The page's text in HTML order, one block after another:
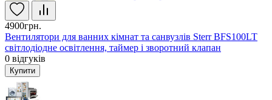
4900грн.
Вентилятори для ванних кімнат та санвузлів Sterr BFS100LT
світлодіодне освітлення, таймер і зворотний клапан
0 відгуків
Купити